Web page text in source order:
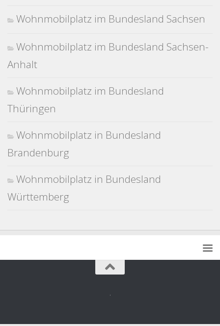
Wohnmobilplatz im Bundesland Sachsen
Wohnmobilplatz im Bundesland Sachsen-
Anhalt
Wohnmobilplatz im Bundesland
Thüringen
Wohnmobilplatz in Bundesland
Brandenburg
Wohnmobilplatz in Bundesland
Württemberg
.